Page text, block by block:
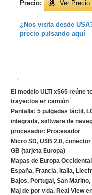
Precio: Ver Precio
¿Nos visita desde
precio pulsando aquí
El modelo ULTI x565 reúne
trayectos en camión
Pantalla: 5 pulgadas táctil,
integrada, software de
procesador: Procesador
Micro SD, USB 2.0,
GB (tarjeta Europa)
Mapas de Europa
España, Francia, Italia,
Bajos, Portugal, San Marino,
Maj de por vida, Real View